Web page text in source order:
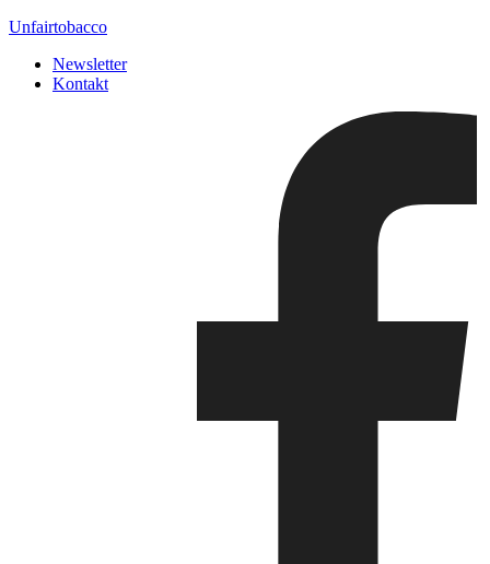
Unfairtobacco
Newsletter
Kontakt